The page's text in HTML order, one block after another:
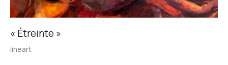
« Étreinte »
lineart